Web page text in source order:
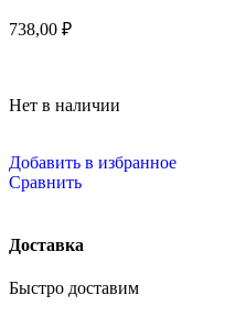
738,00 ₽
Нет в наличии
Добавить в избранное
Сравнить
Доставка
Быстро доставим